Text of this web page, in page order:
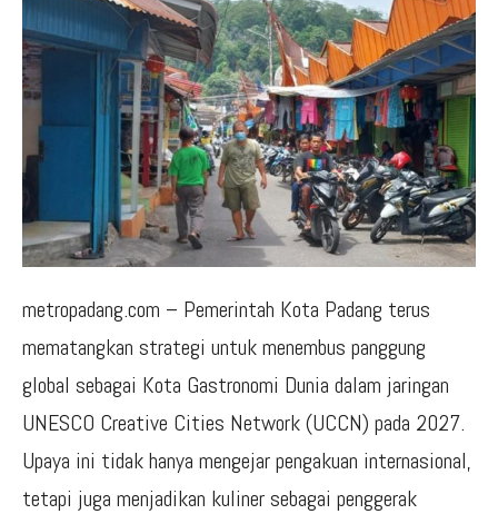
metropadang.com – Pemerintah Kota Padang terus
mematangkan strategi untuk menembus panggung
global sebagai Kota Gastronomi Dunia dalam jaringan
UNESCO Creative Cities Network (UCCN) pada 2027.
Upaya ini tidak hanya mengejar pengakuan internasional,
tetapi juga menjadikan kuliner sebagai penggerak